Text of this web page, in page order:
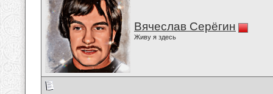
Вячеслав Серёгин
Живу я здесь